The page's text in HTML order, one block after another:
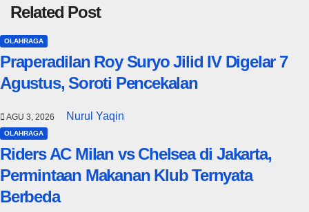
Related Post
OLAHRAGA
Praperadilan Roy Suryo Jilid IV Digelar 7
Agustus, Soroti Pencekalan
AGU 3, 2026 Nurul Yaqin
OLAHRAGA
Riders AC Milan vs Chelsea di Jakarta,
Permintaan Makanan Klub Ternyata
Berbeda